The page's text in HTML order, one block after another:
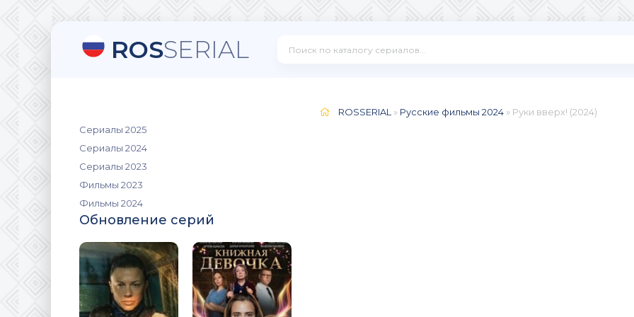
ROSSERIAL
Сериалы 2025
Сериалы 2024
Сериалы 2023
Фильмы 2023
Фильмы 2024
Обновление серий
ROSSERIAL » Русские фильмы 2024 » Руки вверх! (2024)